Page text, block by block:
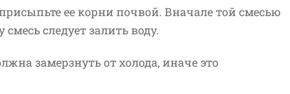
ее корни почвой. Вначале той смесью
следует залить воду.
замерзнуть от холода, иначе это